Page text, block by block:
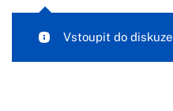
Vstoupit do diskuze